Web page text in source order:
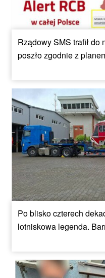
Rządowy SMS trafił
poszło zgodnie z
Po blisko czterech
lotniskowa legenda.